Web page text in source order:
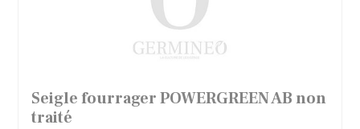
Seigle fourrager POWERGREEN AB non
traité